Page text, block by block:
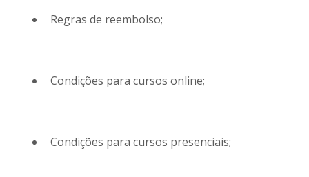
Regras de reembolso;
Condições para cursos online;
Condições para cursos presenciais;